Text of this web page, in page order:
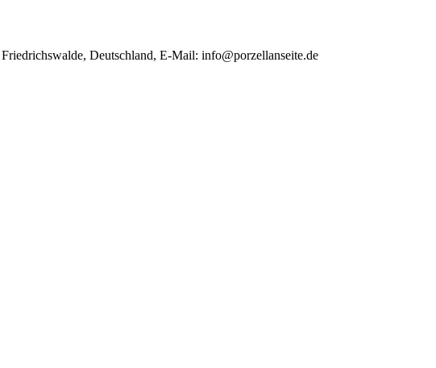
Deutschland, E-Mail: info@porzellanseite.de